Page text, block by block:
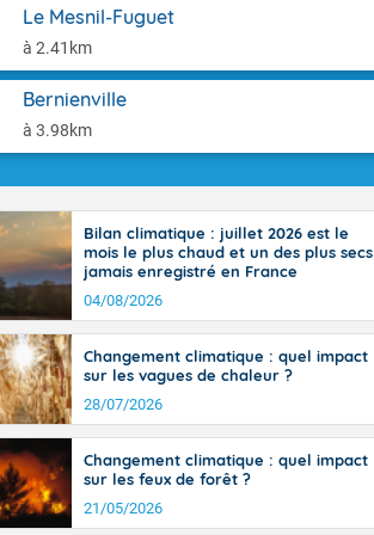
Le Mesnil-Fuguet
à 2.41km
Bernienville
à 3.98km
le Poitou-
8 à 13
26 sur le
le sud-
Bilan climatique : juillet 2026 est le
mois le plus chaud et un des plus secs
jamais enregistré en France
04/08/2026
Changement climatique : quel impact
sur les vagues de chaleur ?
28/07/2026
Changement climatique : quel impact
sur les feux de forêt ?
21/05/2026